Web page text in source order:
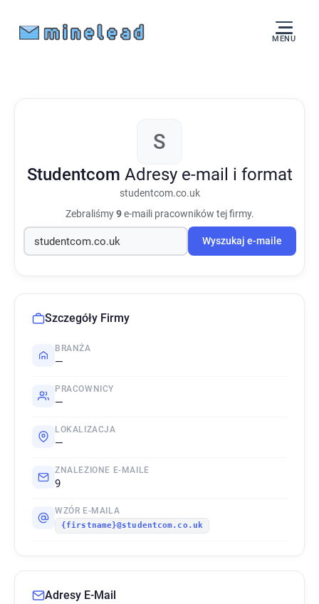
MENU
S
Studentcom Adresy e-mail i format
studentcom.co.uk
Zebraliśmy9e-maili pracowników tej firmy.
Wyszukaj e-maile
Szczegóły Firmy
BRANŻA
—
PRACOWNICY
—
LOKALIZACJA
—
ZNALEZIONE E-MAILE
9
WZÓR E-MAILA
{firstname}@studentcom.co.uk
Adresy E-Mail